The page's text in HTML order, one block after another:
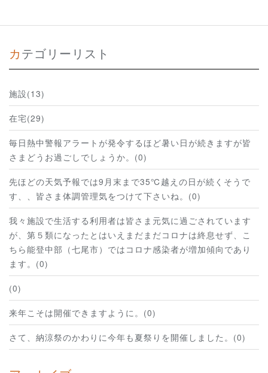
カテゴリーリスト
施設(13)
在宅(29)
毎日熱中警報アラートが発令するほど暑い日が続きますが皆
さまどうお過ごしでしょうか。(0)
先ほどの天気予報では9月末まで35℃越えの日が続くそうで
す、、皆さま体調管理気をつけて下さいね。(0)
我々施設で生活する利用者は皆さま元気に過ごされています
が、第５類になったとはいえまだまだコロナは終息せず、こ
ちら能登中部（七尾市）ではコロナ感染者が増加傾向であり
ます。(0)
(0)
来年こそは開催できますように。(0)
さて、納涼祭のかわりに今年も夏祭りを開催しました。(0)